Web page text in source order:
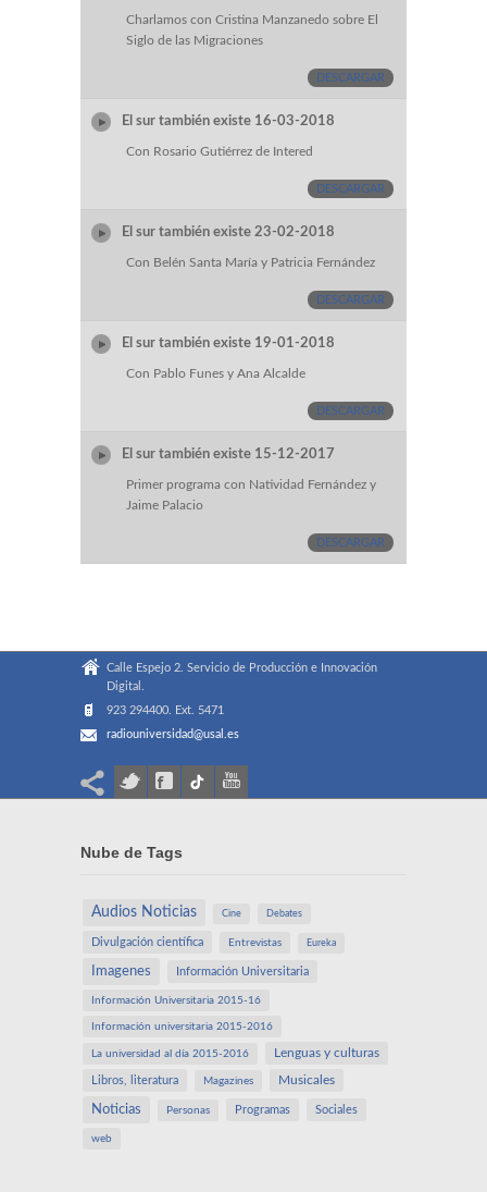
Charlamos con Cristina Manzanedo sobre El
Siglo de las Migraciones
DESCARGAR
El sur también existe 16-03-2018
Con Rosario Gutiérrez de Intered
DESCARGAR
El sur también existe 23-02-2018
Con Belén Santa María y Patricia Fernández
DESCARGAR
El sur también existe 19-01-2018
Con Pablo Funes y Ana Alcalde
DESCARGAR
El sur también existe 15-12-2017
Primer programa con Natividad Fernández y
Jaime Palacio
DESCARGAR
Calle Espejo 2. Servicio de Producción e Innovación
Digital.
923 294400. Ext. 5471
radiouniversidad@usal.es
Nube de Tags
Audios Noticias Cine Debates
Divulgación científica Entrevistas Eureka
Imagenes Información Universitaria
Información Universitaria 2015-16
Información universitaria 2015-2016
La universidad al día 2015-2016 Lenguas y culturas
Libros, literatura Magazines Musicales
Noticias Personas Programas Sociales
web